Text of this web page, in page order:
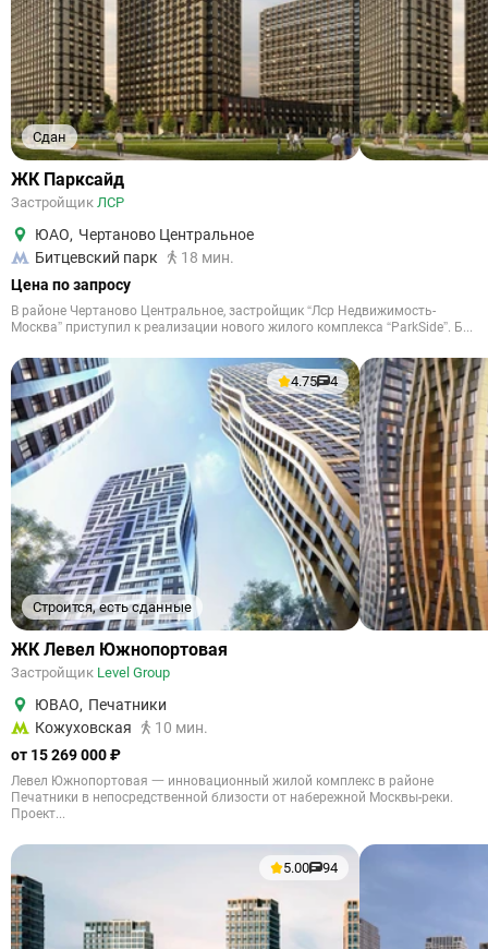
Сдан
ЖК Парксайд
Застройщик ЛСР
ЮАО, Чертаново Центральное
Битцевский парк
18 мин.
Цена по запросу
В районе Чертаново Центральное, застройщик “Лср Недвижимость-
Москва” приступил к реализации нового жилого комплекса “ParkSide”. Б...
Строится, есть сданные
4.75 4
ЖК Левел Южнопортовая
Застройщик Level Group
ЮВАО, Печатники
Кожуховская
10 мин.
от 15 269 000 ₽
Левел Южнопортовая 一 инновационный жилой комплекс в районе
Печатники в непосредственной близости от набережной Москвы-реки.
Проект...
5.00 94